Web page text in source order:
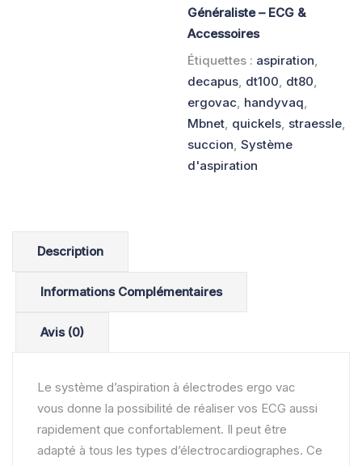
Généraliste – ECG &
Accessoires
Étiquettes : aspiration,
decapus, dt100, dt80,
ergovac, handyvaq,
Mbnet, quickels, straessle,
succion,Système
d'aspiration
Description
Informations Complémentaires
Avis (0)
Le système d’aspiration à électrodes ergo vac
vous donne la possibilité de réaliser vos ECG aussi
rapidement que confortablement. Il peut être
adapté à tous les types d’électrocardiographes. Ce